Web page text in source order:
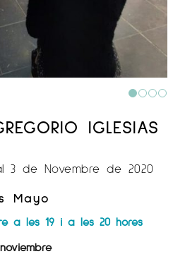
IGLESIAS
3 de Novembre de 2020
Mayo
a les 19 i a les 20 hores